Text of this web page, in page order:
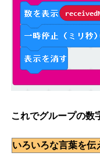
これでグループの数
いろいろな言葉を伝